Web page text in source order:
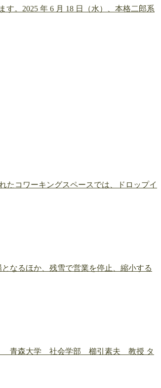
。2025 年 6 月 18 日（水）、本格二郎系
たコワーキングスペースでは、ドロップイ
なるほか、残雪で営業を停止、縮小する
演 青森大学 社会学部 櫛引素夫 教授 タ